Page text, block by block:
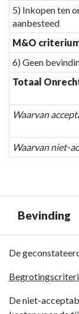
5) Inkopen ten
aanbesteed
M&O
6) Geen
Totaal
Waarvan
Waarvan niet-
Bevinding
Terug
navigatie
De
De niet-